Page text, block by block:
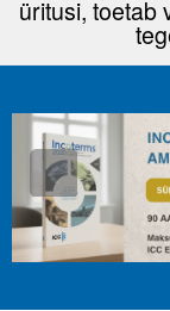
ICC Eesti
Tegevused
Publikatsioonid
Arvamus
Viidad
üritusi, toetab